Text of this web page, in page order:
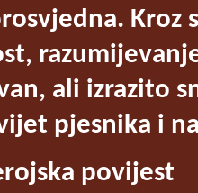
Kroz
ali izrazito
pjesnika i
povijest